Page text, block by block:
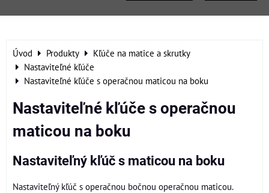
Úvod Produkty
Kľúče na matice a skrutky
Nastaviteľné kľúče
Nastaviteľné kľúče s operačnou maticou na boku
Nastaviteľné kľúče s operačnou
maticou na boku
Nastaviteľný kľúč s maticou na boku
Nastaviteľný kľúč s operačnou bočnou operačnou maticou.